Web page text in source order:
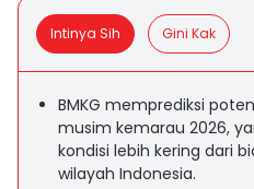
Intinya Sih Gini Kak
BMKG memprediksi
musim kemarau 2026,
kondisi lebih kering dari
wilayah Indonesia.